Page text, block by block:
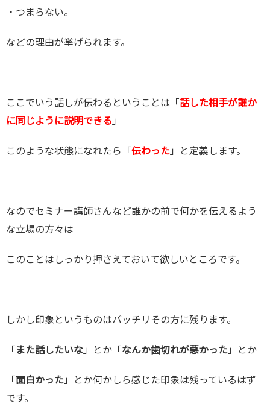
・つまらない。
などの理由が挙げられます。
ここでいう話しが伝わるということは「話した相手が誰か
に同じように説明できる 」
このような状態になれたら「伝わった 」と定義します。
なのでセミナー講師さんなど誰かの前で何かを伝えるよう
な立場の方々は
このことはしっかり押さえておいて欲しいところです。
しかし印象というものはバッチリその方に残ります。
「 また話したいな 」とか「なんか歯切れが悪かった 」とか
「面白かった 」とか何かしら感じた印象は残っているはず
です。